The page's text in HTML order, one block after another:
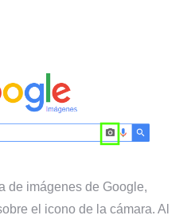
de imágenes de Google,
el icono de la cámara. Al